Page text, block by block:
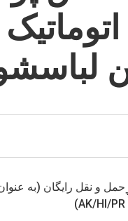
حمل و نقل رایگان (به
AK/HI/PR)